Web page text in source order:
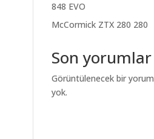
848 EVO
McCormick ZTX 280 280
Son yorumlar
Görüntülenecek bir yorum
yok.